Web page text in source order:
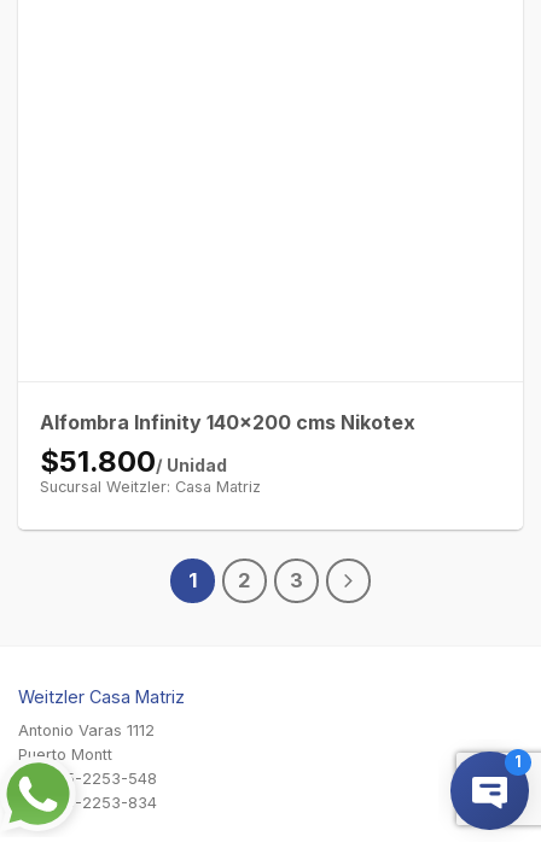
Alfombra Infinity 140×200 cms Nikotex
$51.800/ Unidad
Sucursal Weitzler: Casa Matriz
1 2 3
Weitzler Casa Matriz
Antonio Varas 1112
Puerto Montt
+56-65-2253-548
+56-65-2253-834